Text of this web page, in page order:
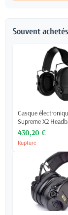
Souvent
Casque
Supreme X2
430,20 €
Rupture